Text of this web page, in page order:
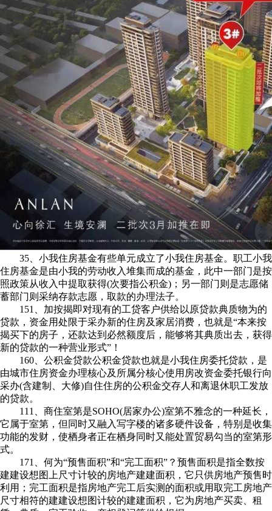
35、小我住房基金有些单元成立了小我住房基金。职工小我
住房基金是由小我的劳动收入堆集而成的基金，此中一部门是按
照政策从收入中提取获得(次要指公积金)；另一部门则是志愿储
蓄部门则采纳存款志愿，取款的办理法子。
151、加按揭即对现有的工贷客户供给以原贷款典质物为的
贷款，资金用处限于采办新的住房及家居消费，也就是“本来按
揭买下的房子，还款达到必然额度后，能够将其典质出去，获得
新的贷款的一种营业形式”！
160、公积金贷款公积金贷款也就是小我住房委托贷款，是
由城市住房资金办理核心及所属分核心使用房改资金委托银行向
采办(含建制、大修)自住住房的公积金交存人和离退休职工发放
的贷款。
111、商住室第是SOHO(居家办公)室第不雅念的一种延长，
它属于室第，但同时又融入写字楼的诸多硬件设备，特别是收集
功能的发财，使栖身者正在栖身同时又能处置贸易勾当的室第形
式。
171、何为“预售面积”和“完工面积”？预售面积是指全数按
建建设想图上尺寸计较的房地产建建面积，它只供房地产预售时
利用；完工面积是指房地产完工后实测的面积或用取完工房地产
尺寸相符的建建设想图计较的建建面积，它为房地产买卖、租